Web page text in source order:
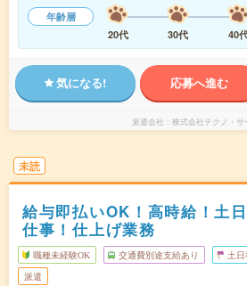
年齢層
20代
30代 40
気になる! 応募へ進む
派遣会社 株式会社テクノ・サ
未読
給与即払いOK！高時給！土
仕事！仕上げ業務
職種未経験OK 交通費別途支給あり 土日
派遣